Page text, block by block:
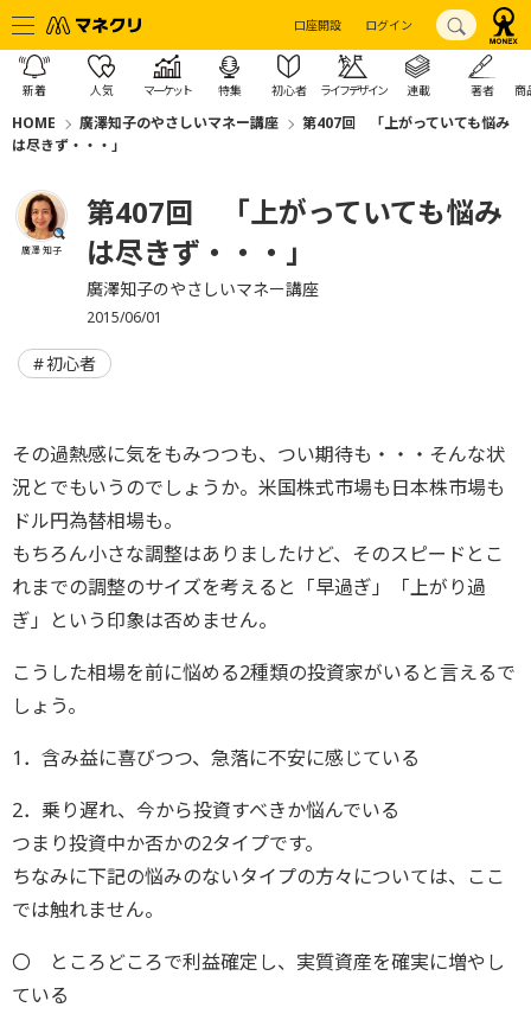
口座開設 ログイン
新着 人気 マーケット 特集 初心者 ライフデザイン 連載 著者 商
HOME 廣澤知子のやさしいマネー講座
第407回 「上がっていても悩み
は尽きず・・・」
廣澤 知子
第407回 「上がっていても悩み
は尽きず・・・」
廣澤知子のやさしいマネー講座
2015/06/01
初心者
その過熱感に気をもみつつも、つい期待も・・・そんな状
況とでもいうのでしょうか。米国株式市場も日本株市場も
ドル円為替相場も。
もちろん小さな調整はありましたけど、そのスピードとこ
れまでの調整のサイズを考えると「早過ぎ」「上がり過
ぎ」という印象は否めません。
こうした相場を前に悩める2種類の投資家がいると言えるで
しょう。
1．含み益に喜びつつ、急落に不安に感じている
2．乗り遅れ、今から投資すべきか悩んでいる
つまり投資中か否かの2タイプです。
ちなみに下記の悩みのないタイプの方々については、ここ
では触れません。
〇 ところどころで利益確定し、実質資産を確実に増やし
ている